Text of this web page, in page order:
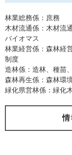
林業総務係：庶務
木材流通係：木材流
バイオマス
林業経営係：森林経
制度
造林係：造林、種苗
森林再生係：森林環
緑化県営林係：緑化